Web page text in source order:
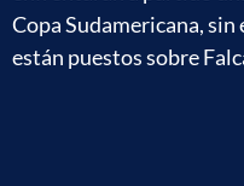
Copa Sudamericana,
están puestos sobre